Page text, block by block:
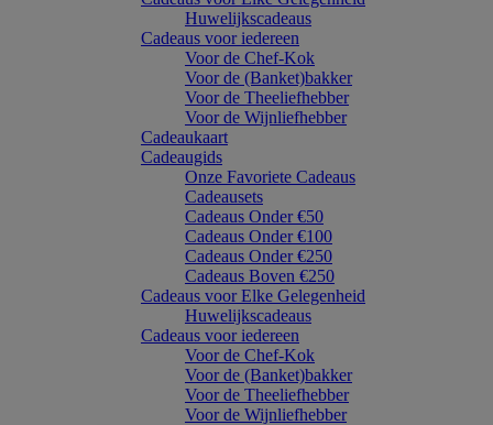
Huwelijkscadeaus
Cadeaus voor iedereen
Voor de Chef-Kok
Voor de (Banket)bakker
Voor de Theeliefhebber
Voor de Wijnliefhebber
Cadeaukaart
Cadeaugids
Onze Favoriete Cadeaus
Cadeausets
Cadeaus Onder €50
Cadeaus Onder €100
Cadeaus Onder €250
Cadeaus Boven €250
Cadeaus voor Elke Gelegenheid
Huwelijkscadeaus
Cadeaus voor iedereen
Voor de Chef-Kok
Voor de (Banket)bakker
Voor de Theeliefhebber
Voor de Wijnliefhebber